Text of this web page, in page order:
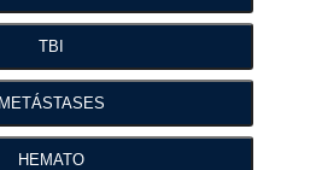
TBI
METÁSTASES
HEMATO